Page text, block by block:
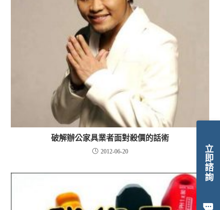
立即諮詢
破解辦公家具業者面對殺價的話術
2012-06-20